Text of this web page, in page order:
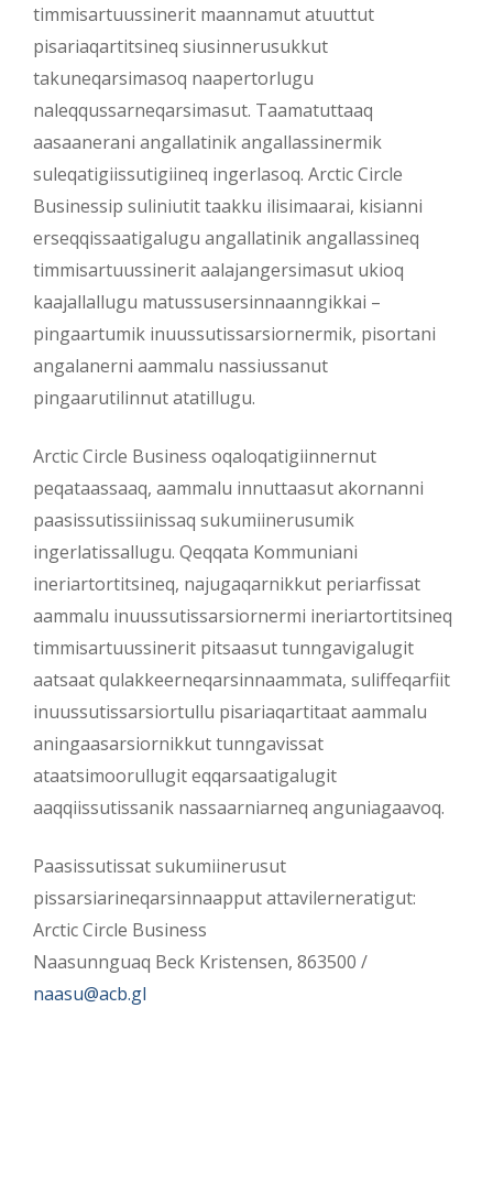
timmisartuussinerit maannamut atuuttut
pisariaqartitsineq siusinnerusukkut
takuneqarsimasoq naapertorlugu
naleqqussarneqarsimasut. Taamatuttaaq
aasaanerani angallatinik angallassinermik
suleqatigiissutigiineq ingerlasoq. Arctic Circle
Businessip suliniutit taakku ilisimaarai, kisianni
erseqqissaatigalugu angallatinik angallassineq
timmisartuussinerit aalajangersimasut ukioq
kaajallallugu matussusersinnaanngikkai –
pingaartumik inuussutissarsiornermik, pisortani
angalanerni aammalu nassiussanut
pingaarutilinnut atatillugu.
Arctic Circle Business oqaloqatigiinnernut
peqataassaaq, aammalu innuttaasut akornanni
paasissutissiinissaq sukumiinerusumik
ingerlatissallugu. Qeqqata Kommuniani
ineriartortitsineq, najugaqarnikkut periarfissat
aammalu inuussutissarsiornermi ineriartortitsineq
timmisartuussinerit pitsaasut tunngavigalugit
aatsaat qulakkeerneqarsinnaammata, suliffeqarfiit
inuussutissarsiortullu pisariaqartitaat aammalu
aningaasarsiornikkut tunngavissat
ataatsimoorullugit eqqarsaatigalugit
aaqqiissutissanik nassaarniarneq anguniagaavoq.
Paasissutissat sukumiinerusut
pissarsiarineqarsinnaapput attavilerneratigut:
Arctic Circle Business
Naasunnguaq Beck Kristensen, 863500 /
naasu@acb.gl